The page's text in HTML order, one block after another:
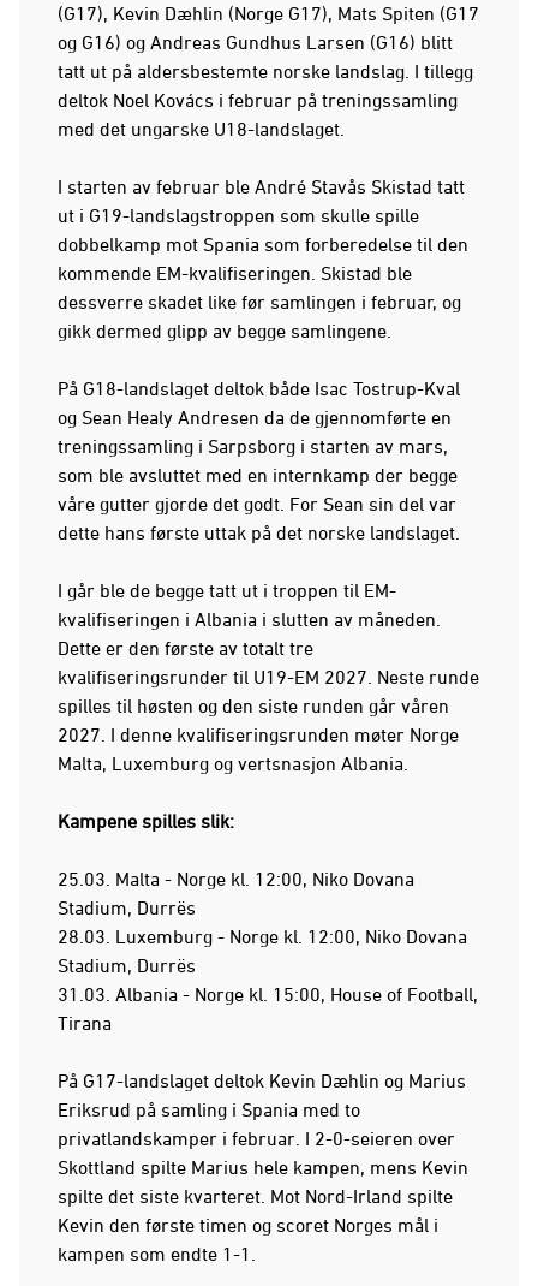
(G17), Kevin Dæhlin (Norge G17), Mats Spiten (G17
og G16) og Andreas Gundhus Larsen (G16) blitt
tatt ut på aldersbestemte norske landslag. I tillegg
deltok Noel Kovács i februar på treningssamling
med det ungarske U18-landslaget.
I starten av februar ble André Stavås Skistad tatt
ut i G19-landslagstroppen som skulle spille
dobbelkamp mot Spania som forberedelse til den
kommende EM-kvalifiseringen. Skistad ble
dessverre skadet like før samlingen i februar, og
gikk dermed glipp av begge samlingene.
På G18-landslaget deltok både Isac Tostrup-Kval
og Sean Healy Andresen da de gjennomførte en
treningssamling i Sarpsborg i starten av mars,
som ble avsluttet med en internkamp der begge
våre gutter gjorde det godt. For Sean sin del var
dette hans første uttak på det norske landslaget.
I går ble de begge tatt ut i troppen til EM-
kvalifiseringen i Albania i slutten av måneden.
Dette er den første av totalt tre
kvalifiseringsrunder til U19-EM 2027. Neste runde
spilles til høsten og den siste runden går våren
2027. I denne kvalifiseringsrunden møter Norge
Malta, Luxemburg og vertsnasjon Albania.
Kampene spilles slik:
25.03. Malta - Norge kl. 12:00, Niko Dovana
Stadium, Durrës
28.03. Luxemburg - Norge kl. 12:00, Niko Dovana
Stadium, Durrës
31.03. Albania - Norge kl. 15:00, House of Football,
Tirana
På G17-landslaget deltok Kevin Dæhlin og Marius
Eriksrud på samling i Spania med to
privatlandskamper i februar. I 2-0-seieren over
Skottland spilte Marius hele kampen, mens Kevin
spilte det siste kvarteret. Mot Nord-Irland spilte
Kevin den første timen og scoret Norges mål i
kampen som endte 1-1.